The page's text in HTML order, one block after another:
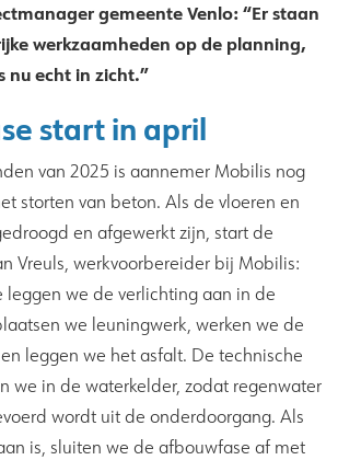
gemeente Venlo: “Er staan
werkzaamheden op de planning,
nu echt in zicht.”
start in april
van 2025 is aannemer Mobilis nog
storten van beton. Als de vloeren en
en afgewerkt zijn, start de
Vreuls, werkvoorbereider bij Mobilis:
leggen we de verlichting aan in de
we leuningwerk, werken we de
leggen we het asfalt. De technische
we in de waterkelder, zodat regenwater
wordt uit de onderdoorgang. Als
is, sluiten we de afbouwfase af met